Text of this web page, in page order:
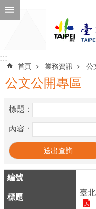
跳到主要內容區塊
訊
息
關
介
紹
::::::
首頁 業務資訊 公
公文公開專區
標題：
內容：
臺